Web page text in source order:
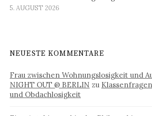
5. AUGUST 2026
NEUESTE KOMMENTARE
Frau zwischen Wohnungslosigkeit und
NIGHT OUT @ BERLIN zu
und Obdachlosigkeit